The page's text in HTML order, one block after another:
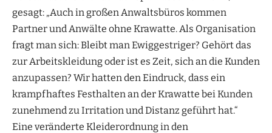
gesagt: „Auch in großen Anwaltsbüros kommen
Partner und Anwälte ohne Krawatte. Als Organisation
fragt man sich: Bleibt man Ewiggestriger? Gehört das
zur Arbeitskleidung oder ist es Zeit, sich an die Kunden
anzupassen? Wir hatten den Eindruck, dass ein
krampfhaftes Festhalten an der Krawatte bei Kunden
zunehmend zu Irritation und Distanz geführt hat.“
Eine veränderte Kleiderordnung in den